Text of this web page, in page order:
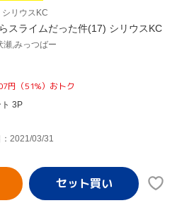
シリウスKC
スライムだった件(17) シリウスKC
瀬,みっつばー
円（51%）おトク
3P
2021/03/31